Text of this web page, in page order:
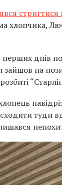
стригтися
хлопчика,
днів
на
туди